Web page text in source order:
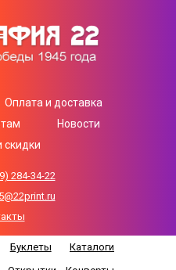
Оплата и доставка
Новости
скидки
284-34-22
Буклеты
Каталоги